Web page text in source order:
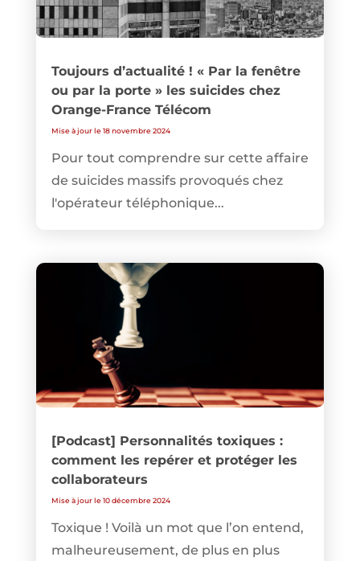
Toujours d’actualité ! « Par la fenêtre
ou par la porte » les suicides chez
Orange-France Télécom
Mise à jour le 18 novembre 2024
Pour tout comprendre sur cette affaire
de suicides massifs provoqués chez
l'opérateur téléphonique...
[Podcast] Personnalités toxiques :
comment les repérer et protéger les
collaborateurs
Mise à jour le 10 décembre 2024
Toxique ! Voilà un mot que l’on entend,
malheureusement, de plus en plus